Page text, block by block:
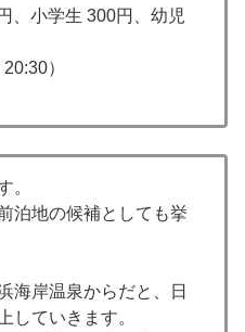
、小学生 300円、幼児
）
。
泊地の候補としても挙
海岸温泉からだと、日
していきます。